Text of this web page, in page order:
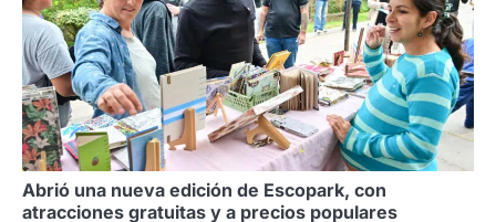
Abrió una nueva edición de Escopark, con
atracciones gratuitas y a precios populares